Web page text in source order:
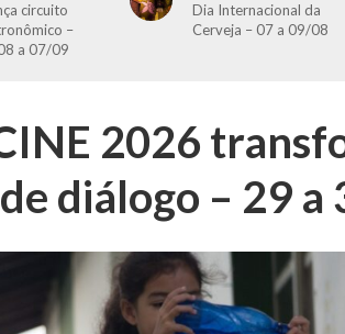
circuito
–
a 07/09
Dia Internacional da
Cerveja – 07 a 09/08
2026
diálogo – 29 a